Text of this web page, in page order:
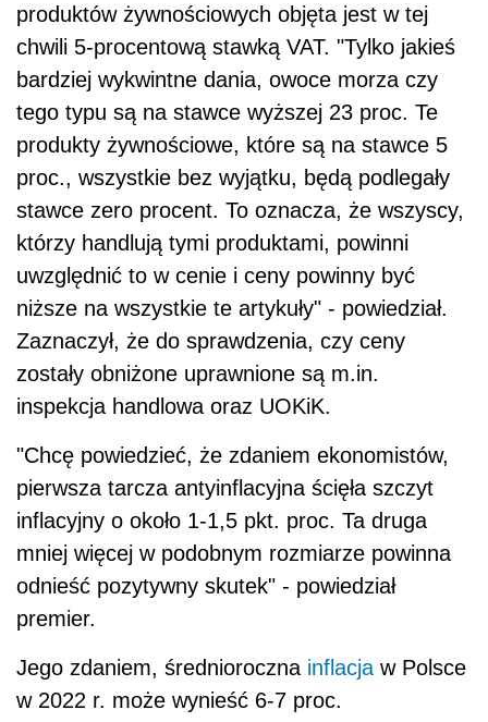
produktów żywnościowych objęta jest w tej
chwili 5-procentową stawką VAT. "Tylko jakieś
bardziej wykwintne dania, owoce morza czy
tego typu są na stawce wyższej 23 proc. Te
produkty żywnościowe, które są na stawce 5
proc., wszystkie bez wyjątku, będą podlegały
stawce zero procent. To oznacza, że wszyscy,
którzy handlują tymi produktami, powinni
uwzględnić to w cenie i ceny powinny być
niższe na wszystkie te artykuły" - powiedział.
Zaznaczył, że do sprawdzenia, czy ceny
zostały obniżone uprawnione są m.in.
inspekcja handlowa oraz UOKiK.
"Chcę powiedzieć, że zdaniem ekonomistów,
pierwsza tarcza antyinflacyjna ścięła szczyt
inflacyjny o około 1-1,5 pkt. proc. Ta druga
mniej więcej w podobnym rozmiarze powinna
odnieść pozytywny skutek" - powiedział
premier.
Jego zdaniem, średnioroczna inflacja w Polsce
w 2022 r. może wynieść 6-7 proc.